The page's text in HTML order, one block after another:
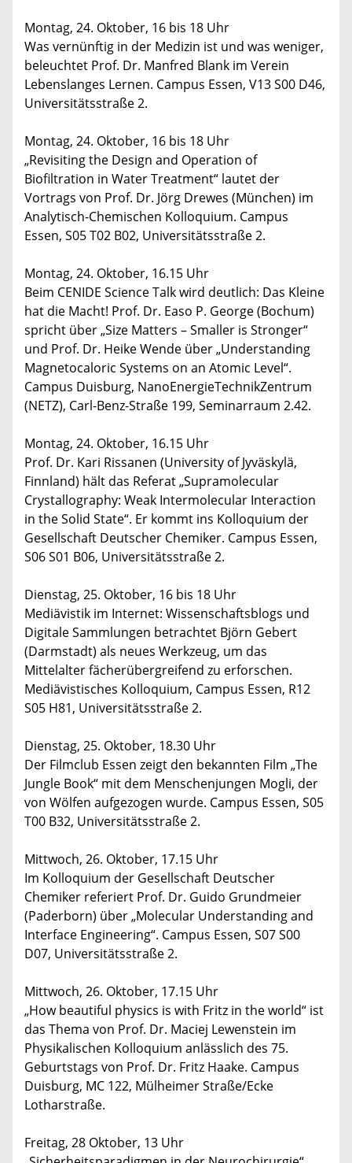
Montag, 24. Oktober, 16 bis 18 Uhr
Was vernünftig in der Medizin ist und was weniger,
beleuchtet Prof. Dr. Manfred Blank im Verein
Lebenslanges Lernen. Campus Essen, V13 S00 D46,
Universitätsstraße 2.
Montag, 24. Oktober, 16 bis 18 Uhr
„Revisiting the Design and Operation of
Biofiltration in Water Treatment“ lautet der
Vortrags von Prof. Dr. Jörg Drewes (München) im
Analytisch-Chemischen Kolloquium. Campus
Essen, S05 T02 B02, Universitätsstraße 2.
Montag, 24. Oktober, 16.15 Uhr
Beim CENIDE Science Talk wird deutlich: Das Kleine
hat die Macht! Prof. Dr. Easo P. George (Bochum)
spricht über „Size Matters – Smaller is Stronger“
und Prof. Dr. Heike Wende über „Understanding
Magnetocaloric Systems on an Atomic Level“.
Campus Duisburg, NanoEnergieTechnikZentrum
(NETZ), Carl-Benz-Straße 199, Seminarraum 2.42.
Montag, 24. Oktober, 16.15 Uhr
Prof. Dr. Kari Rissanen (University of Jyväskylä,
Finnland) hält das Referat „Supramolecular
Crystallography: Weak Intermolecular Interaction
in the Solid State“. Er kommt ins Kolloquium der
Gesellschaft Deutscher Chemiker. Campus Essen,
S06 S01 B06, Universitätsstraße 2.
Dienstag, 25. Oktober, 16 bis 18 Uhr
Mediävistik im Internet: Wissenschaftsblogs und
Digitale Sammlungen betrachtet Björn Gebert
(Darmstadt) als neues Werkzeug, um das
Mittelalter fächerübergreifend zu erforschen.
Mediävistisches Kolloquium, Campus Essen, R12
S05 H81, Universitätsstraße 2.
Dienstag, 25. Oktober, 18.30 Uhr
Der Filmclub Essen zeigt den bekannten Film „The
Jungle Book“ mit dem Menschenjungen Mogli, der
von Wölfen aufgezogen wurde. Campus Essen, S05
T00 B32, Universitätsstraße 2.
Mittwoch, 26. Oktober, 17.15 Uhr
Im Kolloquium der Gesellschaft Deutscher
Chemiker referiert Prof. Dr. Guido Grundmeier
(Paderborn) über „Molecular Understanding and
Interface Engineering“. Campus Essen, S07 S00
D07, Universitätsstraße 2.
Mittwoch, 26. Oktober, 17.15 Uhr
„How beautiful physics is with Fritz in the world“ ist
das Thema von Prof. Dr. Maciej Lewenstein im
Physikalischen Kolloquium anlässlich des 75.
Geburtstags von Prof. Dr. Fritz Haake. Campus
Duisburg, MC 122, Mülheimer Straße/Ecke
Lotharstraße.
Freitag, 28 Oktober, 13 Uhr